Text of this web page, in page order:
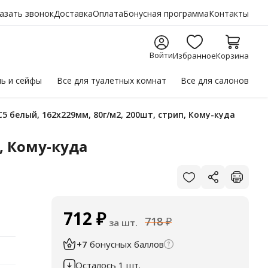
звонокДоставкаОплатаБонусная программаКонтакты
ВойтиИзбранноеКорзина
и сейфы Все для туалетных комнат Все для салонов
белый, 162х229мм, 80г/м2, 200шт, стрип, Кому-куда
Кому-куда
712 ₽ за шт. 718 ₽
+7 бонусных баллов
Осталось 1 шт.